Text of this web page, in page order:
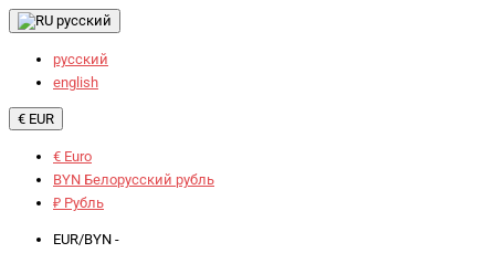
русский
русский
english
€ EUR
€ Euro
BYN Белорусский рубль
₽ Рубль
EUR/BYN -